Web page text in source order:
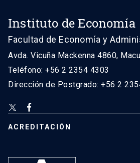
Instituto de Economía
Facultad de Economía y
Avda. Vicuña Mackenna 4860,
Teléfono: +56 2 2354 4303
Dirección de Postgrado: +56 2
ACREDITACIÓN